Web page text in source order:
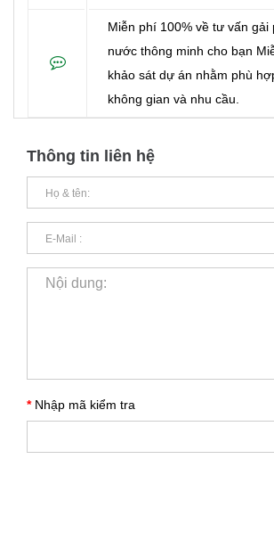
Miễn phí 100% về tư vấn gải
nước thông minh cho bạn
khảo sát dự án nhằm phù
không gian và nhu cầu.
Thông tin liên hệ
Nhập mã kiểm tra